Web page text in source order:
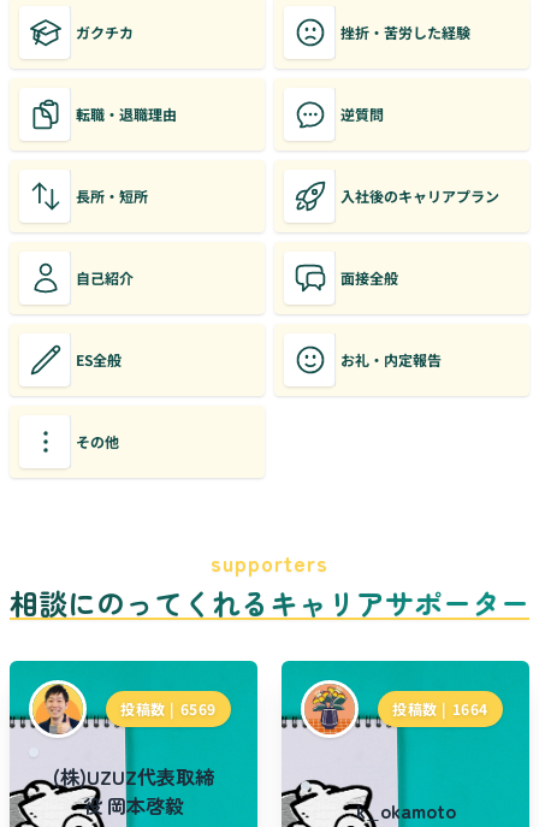
ガクチカ 挫折・苦労した経験
転職・退職理由 逆質問
長所・短所 入社後のキャリアプラン
自己紹介 面接全般
ES全般 お礼・内定報告
その他
supporters
相談にのってくれるキャリアサポーター
投稿数 | 6569
(株)UZUZ代表取締
役 岡本啓毅
投稿数 | 1664
k_okamoto